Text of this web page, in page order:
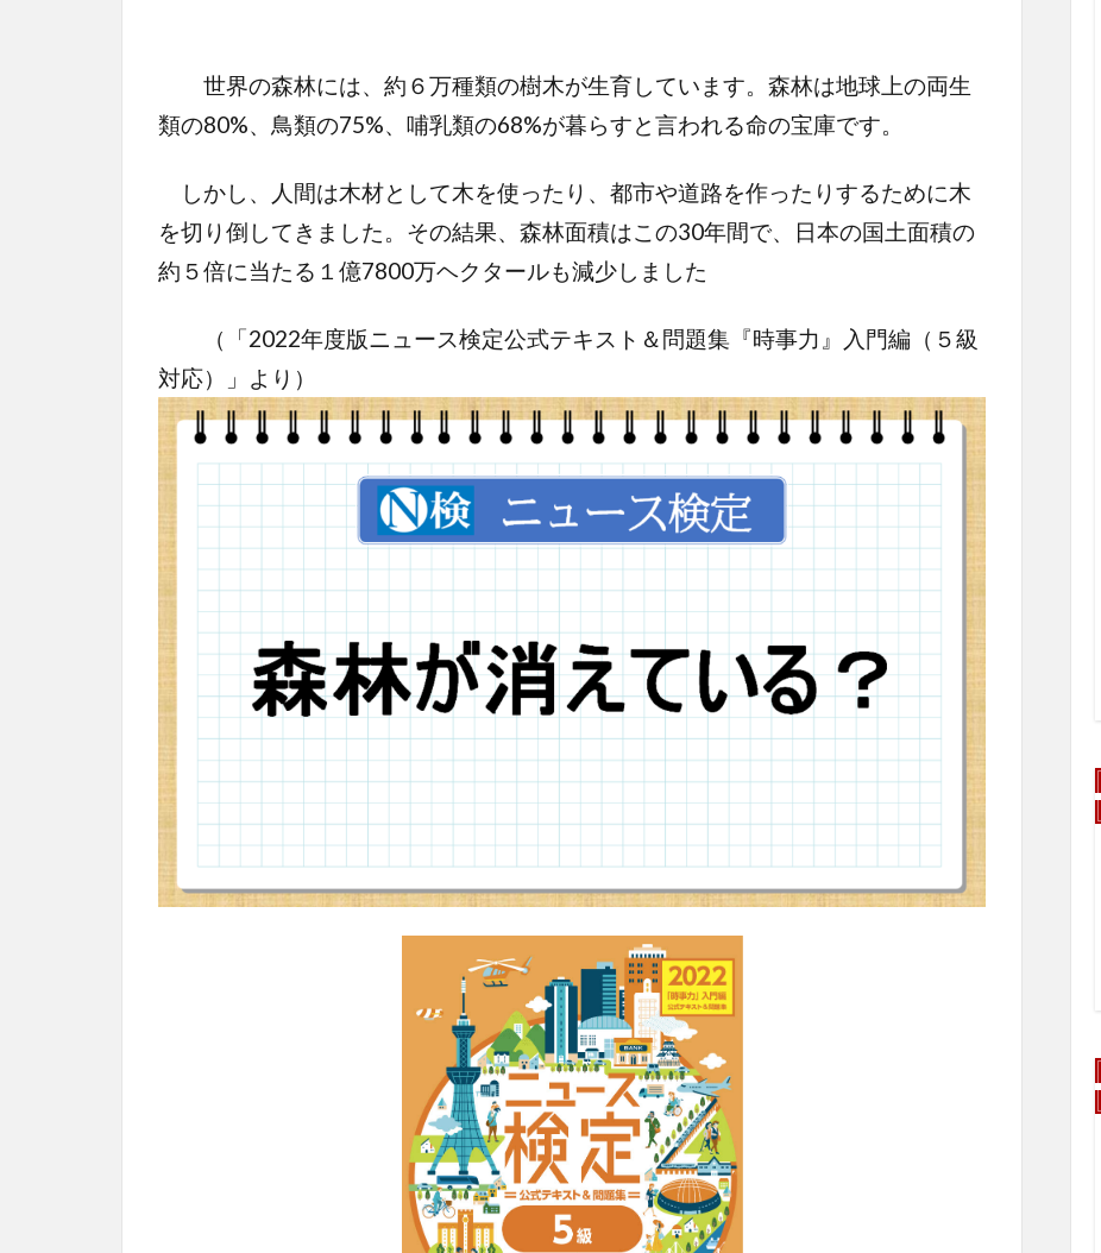
世界の森林には、約６万種類の樹木が生育しています。森林は地球上の両生
類の80%、鳥類の75%、哺乳類の68%が暮らすと言われる命の宝庫です。
しかし、人間は木材として木を使ったり、都市や道路を作ったりするために木
を切り倒してきました。その結果、森林面積はこの30年間で、日本の国土面積の
約５倍に当たる１億7800万ヘクタールも減少しました
（「2022年度版ニュース検定公式テキスト＆問題集『時事力』入門編（５級
対応）」より）